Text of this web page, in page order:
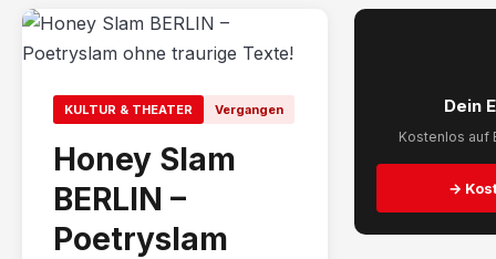
KULTUR & THEATER Vergangen
Honey Slam
BERLIN –
Poetryslam
Dein
Kostenlos auf
→